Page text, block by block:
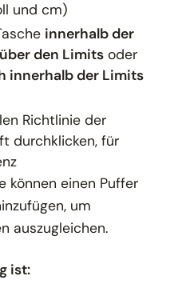
und cm)
innerhalb der
über den Limitsoder
innerhalb der Limits
Richtlinie der
durchklicken, für
können einen Puffer
um
auszugleichen.
ist: